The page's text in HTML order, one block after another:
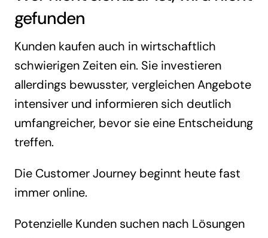
gefunden
Kunden kaufen auch in wirtschaftlich
schwierigen Zeiten ein. Sie investieren
allerdings bewusster, vergleichen Angebote
intensiver und informieren sich deutlich
umfangreicher, bevor sie eine Entscheidung
treffen.
Die Customer Journey beginnt heute fast
immer online.
Potenzielle Kunden suchen nach Lösungen